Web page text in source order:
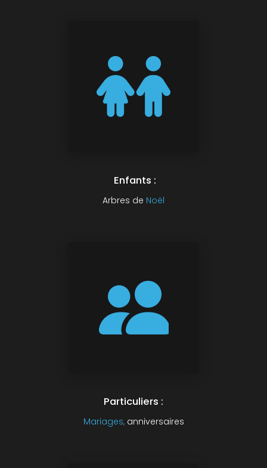
Enfants :
Arbres de Noël
Particuliers :
Mariages,anniversaires